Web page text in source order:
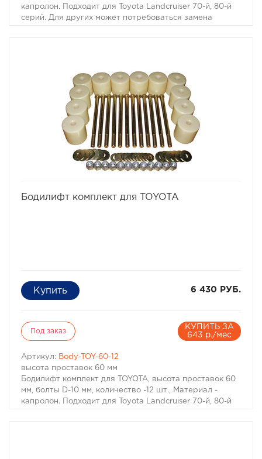
капролон. Подходит для Toyota Landcruiser 70-й, 80-й
серий. Для других может потребоваться замена
Бодилифт комплект для TOYOTA
6 430 РУБ.
Под заказ
КУПИТЬ ЗА
643 р./мес
Артикул: Body-TOY-60-12
высота проставок 60 мм
Бодилифт комплект для TOYOTA, высота проставок 60
мм, болты D-10 мм, количество -12 шт., Материал -
капролон. Подходит для Toyota Landcruiser 70-й, 80-й